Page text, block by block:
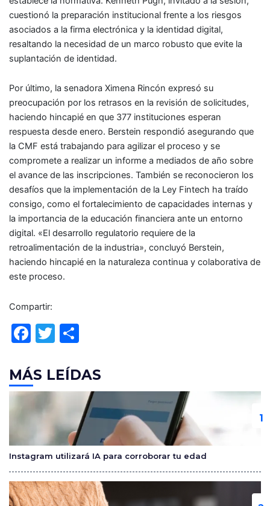
cuestionó la preparación institucional frente a los riesgos
asociados a la firma electrónica y la identidad digital,
resaltando la necesidad de un marco robusto que evite la
suplantación de identidad.
Por último, la senadora Ximena Rincón expresó su
preocupación por los retrasos en la revisión de solicitudes,
haciendo hincapié en que 377 instituciones esperan
respuesta desde enero. Berstein respondió asegurando que
la CMF está trabajando para agilizar el proceso y se
compromete a realizar un informe a mediados de año sobre
el avance de las inscripciones. También se reconocieron los
desafíos que la implementación de la Ley Fintech ha traído
consigo, como el fortalecimiento de capacidades internas y
la importancia de la educación financiera ante un entorno
digital. «El desarrollo regulatorio requiere de la
retroalimentación de la industria», concluyó Berstein,
haciendo hincapié en la naturaleza continua y colaborativa de
este proceso.
Compartir:
F
c
e
b
o
o
k
T
itt
er
m
p
ar
tir
MÁS LEÍDAS
Instagram utilizará IA para corroborar tu edad